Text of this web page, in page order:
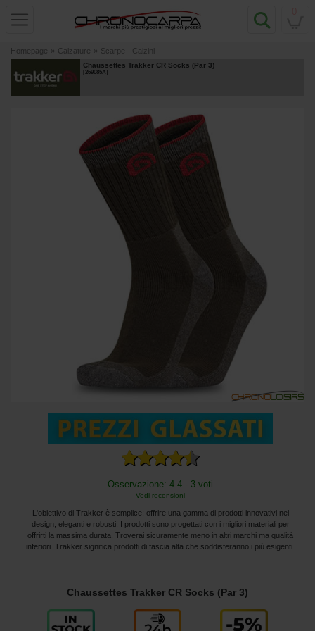
Homepage » Calzature » Scarpe - Calzini
Chaussettes Trakker CR Socks (Par 3)
[269085A]
Osservazione: 4.4 - 3 voti
Vedi recensioni
L'obiettivo di Trakker è semplice: offrire una gamma di prodotti innovativi nel
design, eleganti e robusti. I prodotti sono progettati con i migliori materiali per
offrirti la massima durata. Troverai sicuramente meno in altri marchi ma qualità
inferiori. Trakker significa prodotti di fascia alta che soddisferanno i più esigenti.
Chaussettes Trakker CR Socks (Par 3)